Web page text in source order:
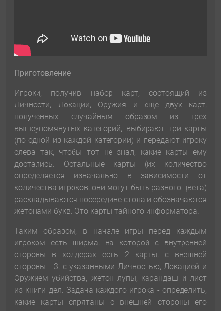
Приготовление
Игроки, получив набор карт, состоящий из
Личности, Локации, Оружия и еще двух карт,
полученных случайным образом из трех
вышеупомянутых категорий, выбирают три карты
(по одной из каждой категории) и передают игроку
слева так, чтобы тот не знал, какие карты ему
достались. Остальные карты (их количество
определяется изначально в зависимости от
количества игроков, они могут быть разного цвета)
раскладываются посередине стола и обозначаются
жетонами букв. Это карты тайного информатора.
Таким образом, в начале игры перед каждым
игроком есть ширма, на которой с внутренней
стороны в холдерах есть 2 карты, с внешней
стороны - 3, с указанными Личностью, Локацией и
Оружием убийства, жетон лупы, карандаш и лист
из книги дел. Задача каждого игрока - определить,
какие карты спрятаны с внешней стороны его